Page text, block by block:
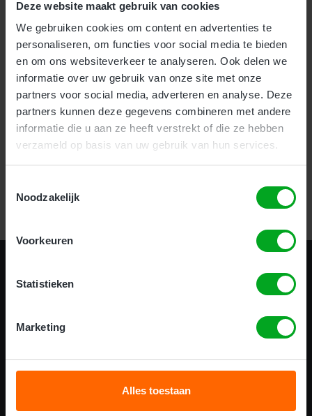
Deze website maakt gebruik van cookies
We gebruiken cookies om content en advertenties te
personaliseren, om functies voor social media te bieden
en om ons websiteverkeer te analyseren. Ook delen we
informatie over uw gebruik van onze site met onze
partners voor social media, adverteren en analyse. Deze
partners kunnen deze gegevens combineren met andere
informatie die u aan ze heeft verstrekt of die ze hebben
verzameld op basis van uw gebruik van hun services.
Noodzakelijk
Voorkeuren
Statistieken
Marketing
Alles toestaan
Voor bedrijven bieden wij onze nieuwe en zeer effectieve
uurs Incompany trainingaan.
Als particulier kunt u uw hoogwerker certificaat halen
opmeerdere locatiesdoor heel het land.
Certificering in 1 uur!
ONZE OPLEIDINGSLOCATIES
Amsterdam